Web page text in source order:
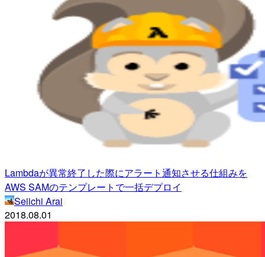
Lambdaが異常終了した際にアラート通知させる仕組みを
AWS SAMのテンプレートで一括デプロイ
Seiichi Arai
2018.08.01